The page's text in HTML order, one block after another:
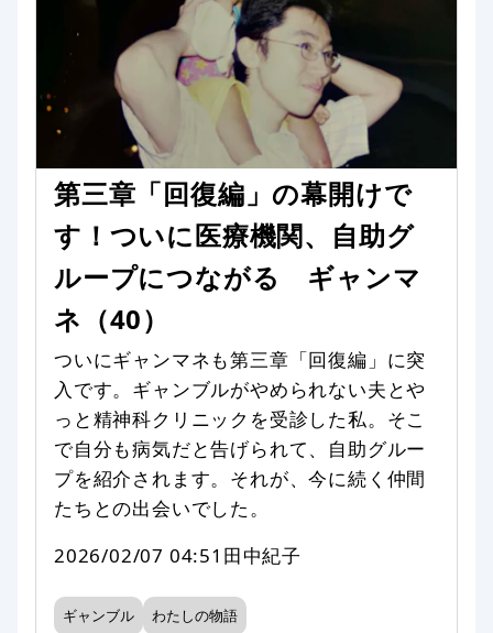
第三章「回復編」の幕開けで
す！ついに医療機関、自助グ
ループにつながる ギャンマ
ネ（40）
ついにギャンマネも第三章「回復編」に突
入です。ギャンブルがやめられない夫とや
っと精神科クリニックを受診した私。そこ
で自分も病気だと告げられて、自助グルー
プを紹介されます。それが、今に続く仲間
たちとの出会いでした。
2026/02/07 04:51 田中紀子
ギャンブル わたしの物語